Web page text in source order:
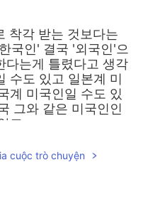
착각 받는 것보다는
국인' 결국 '외국인'으
다는게 틀렸다고 생각
수도 있고 일본계 미
계 미국인일 수도 있
그와 같은 미국인인
죠
2019.07.27 13:44
cuộc trò chuyện